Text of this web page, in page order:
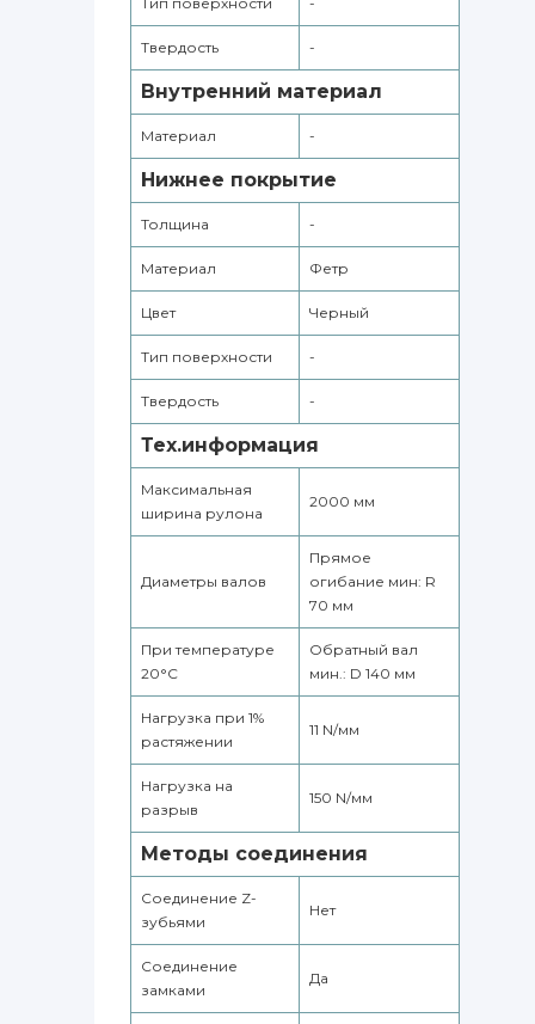
Твердость -
Внутренний материал
Материал -
Нижнее покрытие
Толщина -
Материал Фетр
Цвет Черный
Тип поверхности -
Твердость -
Тех.информация
Максимальная
ширина рулона
2000 мм
Диаметры валов
Прямое
огибание мин: R
70 мм
При температуре
20°С
Обратный вал
мин.: D 140 мм
Нагрузка при 1%
растяжении
11 N/мм
Нагрузка на
разрыв
150 N/мм
Методы соединения
Соединение Z-
зубьями
Нет
Соединение
замками
Да